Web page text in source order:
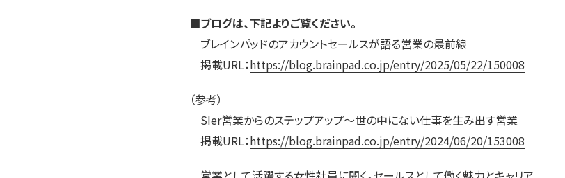
■ブログは、下記よりご覧ください。
ブレインパッドのアカウントセールスが語る営業の最前線
掲載URL：https://blog.brainpad.co.jp/entry/2025/05/22/150008
（参考）
SIer営業からのステップアップ～世の中にない仕事を生み出す営業
掲載URL：https://blog.brainpad.co.jp/entry/2024/06/20/153008